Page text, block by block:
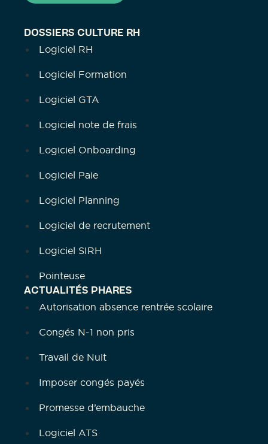
DOSSIERS CULTURE RH
Logiciel RH
Logiciel Formation
Logiciel GTA
Logiciel note de frais
Logiciel Onboarding
Logiciel Paie
Logiciel Planning
Logiciel de recrutement
Logiciel SIRH
Pointeuse
ACTUALITÉS PHARES
Autorisation absence rentrée scolaire
Congés N-1 non pris
Travail de Nuit
Imposer congés payés
Promesse d’embauche
Logiciel ATS